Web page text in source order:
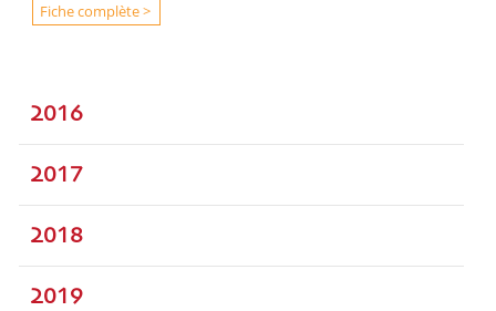
Fiche complète >
2016
2017
2018
2019